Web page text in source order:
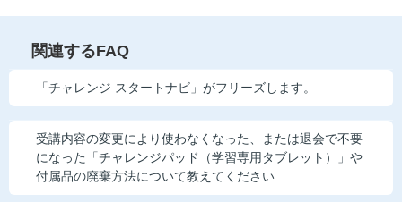
関連するFAQ
「チャレンジ スタートナビ」がフリーズします。
受講内容の変更により使わなくなった、または退会で不要
になった「チャレンジパッド（学習専用タブレット）」や
付属品の廃棄方法について教えてください